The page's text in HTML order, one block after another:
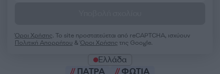
Όροι Χρήσης. Το site προστατεύεται από reCAPTCHA, ισχύουν
Πολιτική Απορρήτου &Όροι Χρήσης της Google.
Ελλάδα
ΠΑΤΡΑ
ΦΩΤΙΑ